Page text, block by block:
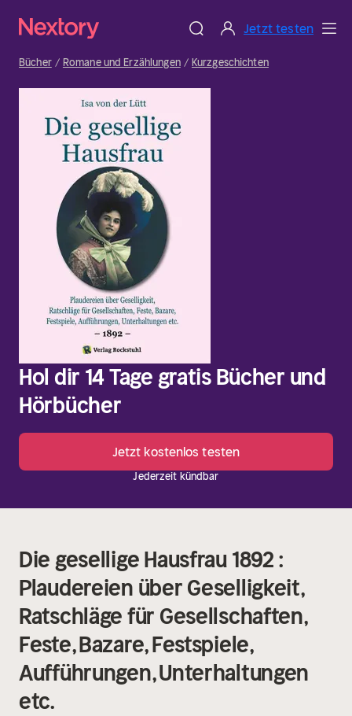
Jetzt testen
Bücher Romane und Erzählungen Kurzgeschichten
Hol dir 14 Tage gratis Bücher und
Hörbücher
Jetzt kostenlos testen
Jederzeit kündbar
Die gesellige Hausfrau 1892 :
Plaudereien über Geselligkeit,
Ratschläge für Gesellschaften,
Feste, Bazare, Festspiele,
Aufführungen, Unterhaltungen
etc.